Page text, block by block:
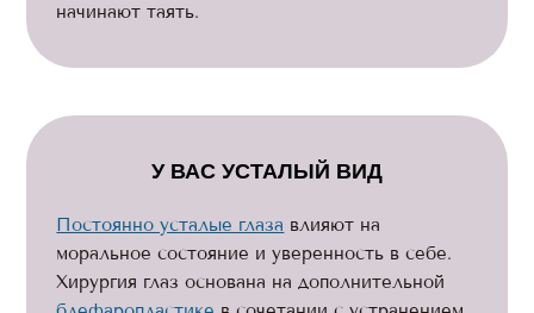
начинают таять.
У ВАС УСТАЛЫЙ ВИД
Постоянно усталые глаза влияют на
моральное состояние и уверенность в себе.
Хирургия глаз основана на дополнительной